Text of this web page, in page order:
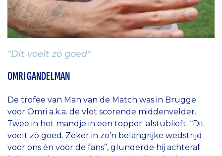
"Dit voelt zó goed"
OMRI GANDELMAN
De trofee van Man van de Match was in Brugge
voor Omri a.k.a. de vlot scorende middenvelder.
Twee in het mandje in een topper: alstublieft. “Dit
voelt zó goed. Zeker in zo’n belangrijke wedstrijd
voor ons én voor de fans”, glunderde hij achteraf.